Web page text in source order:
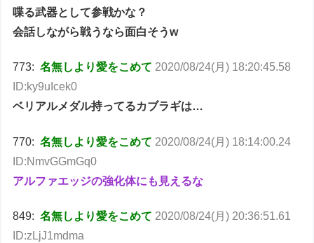
喋る武器として参戦かな？
会話しながら戦うなら面白そうw
773:名無しより愛をこめて 2020/08/24(月) 18:20:45.58
ID:ky9uIcek0
ベリアルメダル持ってるカブラギは…
770:名無しより愛をこめて 2020/08/24(月) 18:14:00.24
ID:NmvGGmGq0
アルファエッジの強化体にも見えるな
849:名無しより愛をこめて 2020/08/24(月) 20:36:51.61
ID:zLjJ1mdma